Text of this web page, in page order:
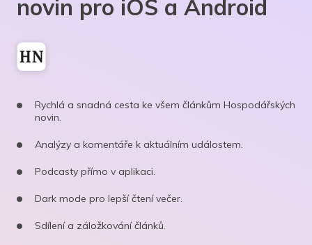
novin pro iOS a Android
Rychlá a snadná cesta ke všem článkům Hospodářských
novin.
Analýzy a komentáře k aktuálním událostem.
Podcasty přímo v aplikaci.
Dark mode pro lepší čtení večer.
Sdílení a záložkování článků.